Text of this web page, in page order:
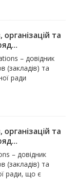
та
– довідник
(закладів) та
ради
та
– довідник
(закладів) та
ради, що є